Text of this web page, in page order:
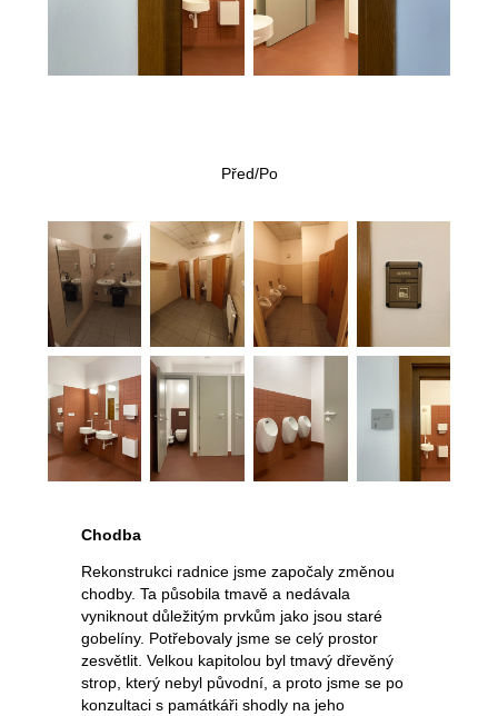
Před/Po
Chodba
Rekonstrukci radnice jsme započaly změnou
chodby. Ta působila tmavě a nedávala
vyniknout důležitým prvkům jako jsou staré
gobelíny. Potřebovaly jsme se celý prostor
zesvětlit. Velkou kapitolou byl tmavý dřevěný
strop, který nebyl původní, a proto jsme se po
konzultaci s památkáři shodly na jeho